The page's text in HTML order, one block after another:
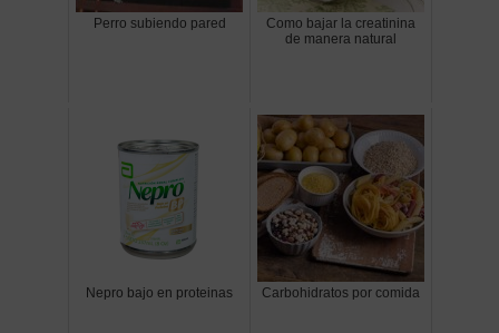
Perro subiendo pared
Como bajar la creatinina
de manera natural
Nepro bajo en proteinas Carbohidratos por comida